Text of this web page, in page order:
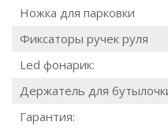
Ножка для парковки
Фиксаторы ручек руля
Led фонарик:
Держатель для
Гарантия: